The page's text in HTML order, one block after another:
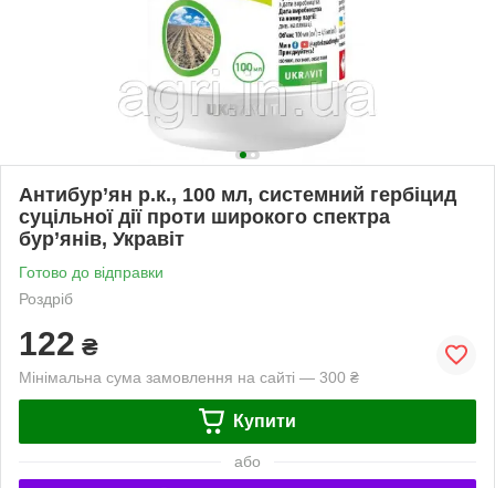
Антибур’ян р.к., 100 мл, системний гербіцид
суцільної дії проти широкого спектра
бур’янів, Укравіт
Готово до відправки
Роздріб
122 ₴
Мінімальна сума замовлення на сайті — 300 ₴
Купити
або